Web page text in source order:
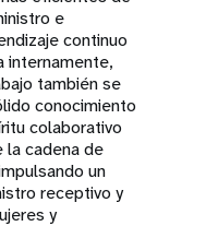
e
continuo
internamente,
también se
conocimiento
colaborativo
cadena de
un
receptivo y
y